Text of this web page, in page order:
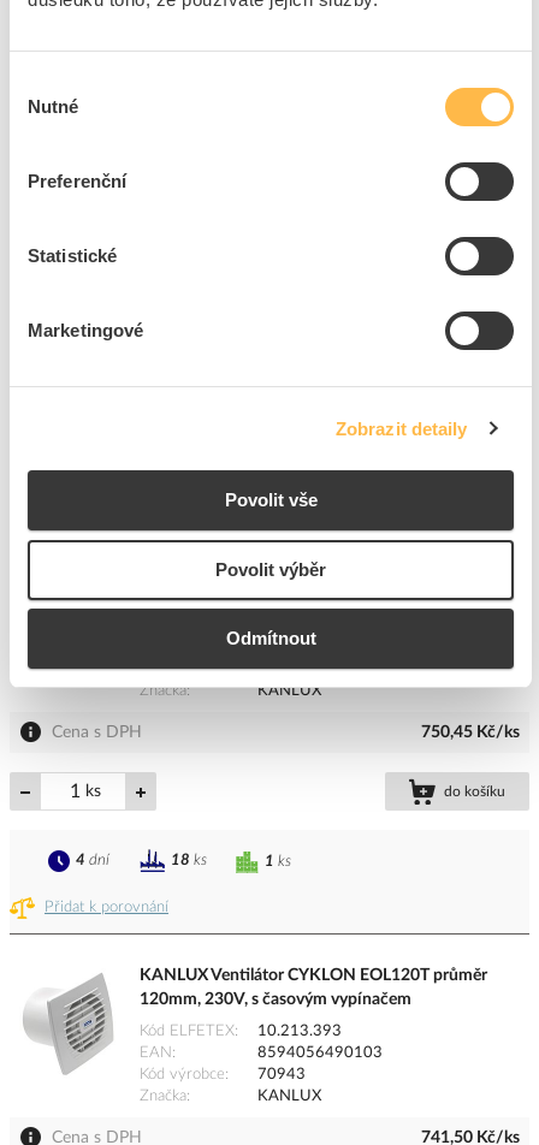
souhlasu
Nutné
Preferenční
Statistické
Marketingové
Zobrazit detaily
Povolit vše
Povolit výběr
Odmítnout
Přidat k porovnání
K objednání
4dní 25 ks
KANLUX Ventilátor EOL F100B průměr 100mm,
Cena s DPH 465,72 Kč/ks
ks do košíku
KANLUX Ventilátor CYKLON EOL150T průměr
150mm, 230V, s časovým vypínačem
8594056490158
Kód výrobce
70948
Značka
KANLUX
Cena s DPH 750,45 Kč/ks
ks do košíku
Přidat k porovnání
1 ks
4 dní 18 ks
KANLUX Ventilátor CYKLON EOL120T průměr
120mm, 230V, s časovým vypínačem
Kód ELFETEX
10.213.393
EAN
8594056490103
Kód výrobce
70943
Značka
KANLUX
Cena s DPH 741,50 Kč/ks